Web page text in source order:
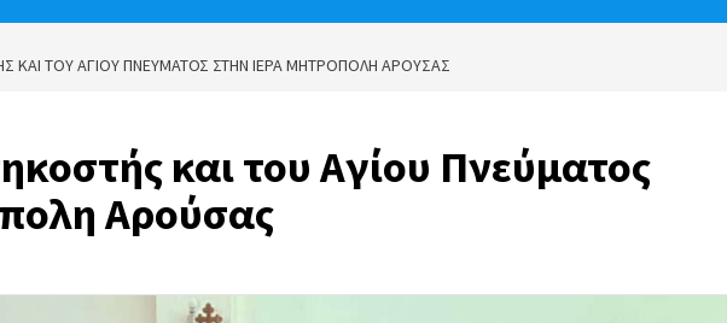
ΚΑΙ ΤΟΥ ΑΓΊΟΥ ΠΝΕΎΜΑΤΟΣ ΣΤΗΝ ΙΕΡΆ ΜΗΤΡΌΠΟΛΗ ΑΡΟΎΣΑΣ
και του Αγίου Πνεύματος
Αρούσας